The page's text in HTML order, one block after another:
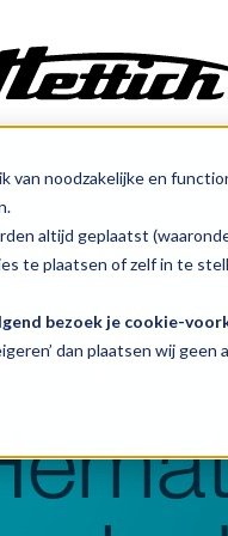
van noodzakelijke en
altijd geplaatst
te plaatsen of zelf in te
bezoek je cookie-
dan plaatsen wij
Producten